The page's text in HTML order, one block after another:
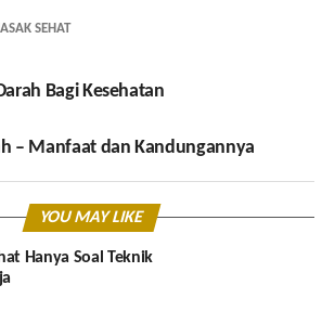
SEHAT
Bagi Kesehatan
– Manfaat dan Kandungannya
YOU MAY LIKE
Hanya Soal Teknik